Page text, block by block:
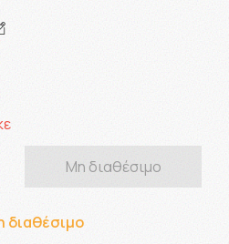
Μη διαθέσιμο
διαθέσιμο